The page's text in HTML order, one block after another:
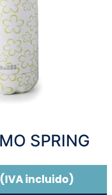
SPRING
incluido)